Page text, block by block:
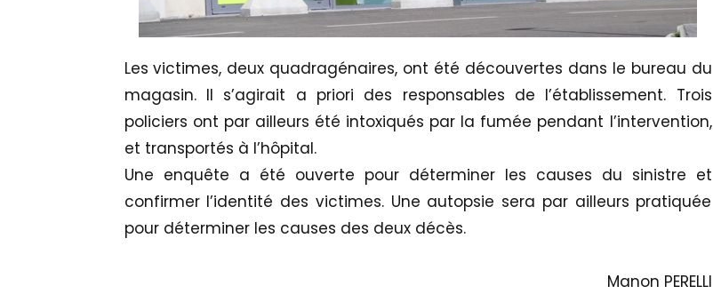
Les victimes, deux quadragénaires, ont été découvertes dans le bureau du
magasin. Il s’agirait a priori des responsables de l’établissement. Trois
policiers ont par ailleurs été intoxiqués par la fumée pendant l’intervention,
et transportés à l’hôpital.
Une enquête a été ouverte pour déterminer les causes du sinistre et
confirmer l’identité des victimes. Une autopsie sera par ailleurs pratiquée
pour déterminer les causes des deux décès.
Manon PERELLI